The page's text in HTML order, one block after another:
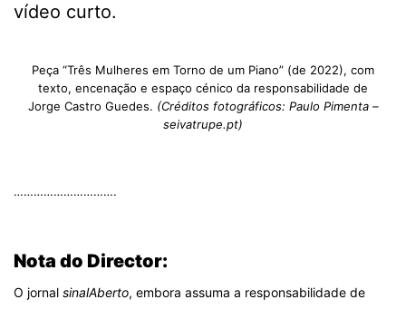
vídeo curto.
Peça “Três Mulheres em Torno de um Piano” (de 2022), com
texto, encenação e espaço cénico da responsabilidade de
Jorge Castro Guedes. (Créditos fotográficos: Paulo Pimenta –
seivatrupe.pt)
………………………….
Nota do Director:
O jornal sinalAberto, embora assuma a responsabilidade de